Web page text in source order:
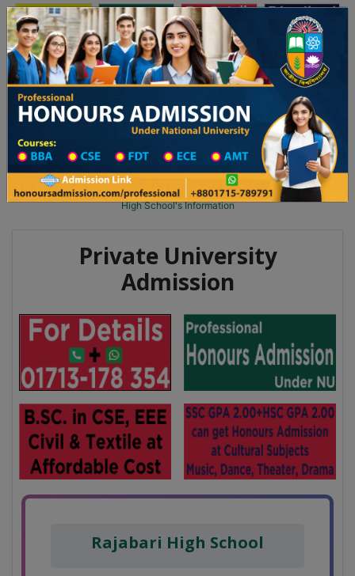
Toggle navigation অনার্স ভর্তি প্রফেশনাল অনার্স
Updates
২৬ শিক্ষাবর্ষের ১ম বর্ষের ভর্তি আবেদন বিজ্ঞপ্তি ঢাকা বিশ্ববিদ্যালয় ২০২৫-২৬ শিক্ষাবর্ষে
School Category
High School in Tangail Wise
High School List
High School's Information
Private University
Admission
Rajabari High School